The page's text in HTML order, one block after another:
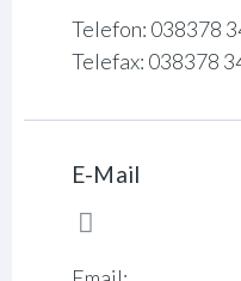
Telefon: 038378
Telefax: 038378
E-Mail